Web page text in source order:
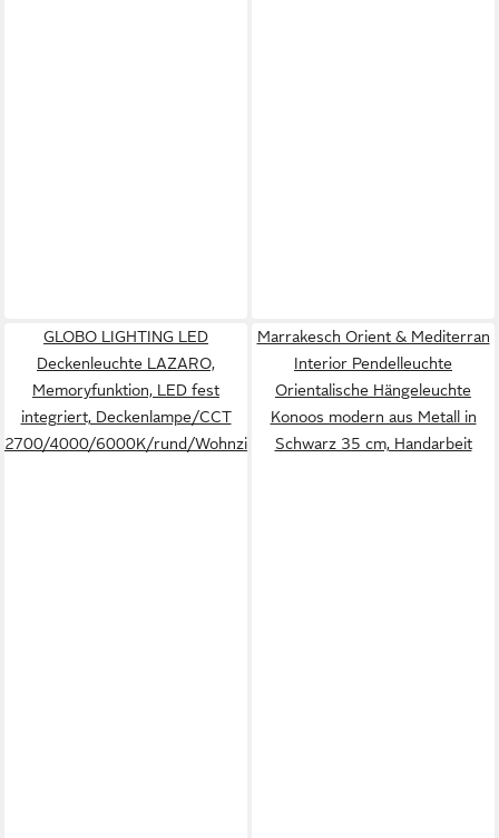
GLOBO LIGHTING LED
Deckenleuchte LAZARO,
Memoryfunktion, LED fest
integriert, Deckenlampe/CCT
2700/4000/6000K/rund/Wohnzimmer/Schlafzimmer
Marrakesch Orient & Mediterran
Interior Pendelleuchte
Orientalische Hängeleuchte
Konoos modern aus Metall in
Schwarz 35 cm, Handarbeit